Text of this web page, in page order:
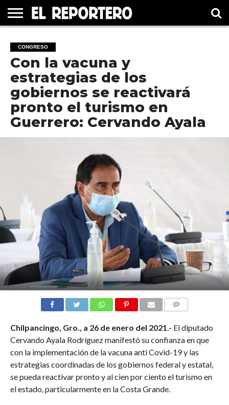
ELECCIÓN
2021
PRINCIPAL
MÉXICO
INTERNACIONAL
#UNMUNDOFELIZ
CULTURA
CINE
CONGRESO
Con la vacuna y
estrategias de los
gobiernos se reactivará
pronto el turismo en
Guerrero: Cervando Ayala
Chilpancingo, Gro., a 26 de enero del 2021.- El diputado
Cervando Ayala Rodríguez manifestó su confianza en que
con la implementación de la vacuna anti Covid-19 y las
estrategias coordinadas de los gobiernos federal y estatal,
se pueda reactivar pronto y al cien por ciento el turismo en
el estado, particularmente en la Costa Grande.